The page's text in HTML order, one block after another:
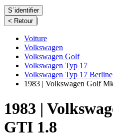
S´identifier
< Retour |
Voiture
Volkswagen
Volkswagen Golf
Volkswagen Typ 17
Volkswagen Typ 17 Berline
1983 | Volkswagen Golf
1983 |
GTI 1.8